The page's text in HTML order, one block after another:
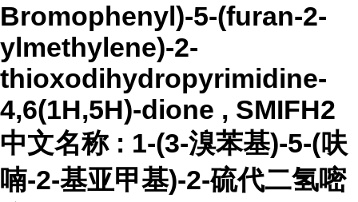
Bromophenyl)-5-(furan-2-
ylmethylene)-2-
thioxodihydropyrimidine-
4,6(1H,5H)-dione , SMIFH2
中文名称 : 1-(3-溴苯基)-5-(呋
喃-2-基亚甲基)-2-硫代二氢嘧